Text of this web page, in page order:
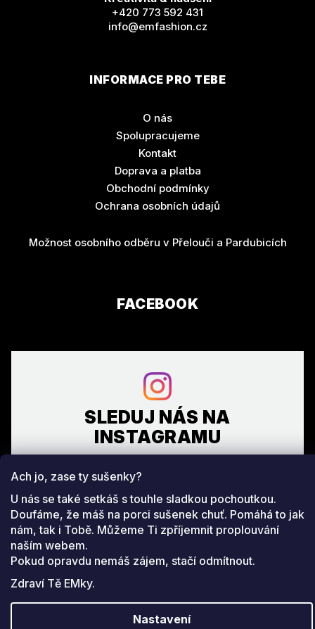
Ach jo, zase ty sušenky?
U nás se také setkáš s touhle sladkou pochoutkou.
Doufáme, že máš na porci sušenek chuť. Pomáhá to jak
nám, tak i Tobě. Můžeme Ti zpříjemnit proplouvání
naším webem.
Pokud opravdu nemáš zájem, stačí odmítnout.
Zdraví Tě EMky.
Nastavení
+420 773 592 431
info@emfashion.cz
INFORMACE PRO TEBE
O nás
Spolupracujeme
Kontakt
Doprava a platba
Obchodní podmínky
Ochrana osobních údajů
Možnost osobního odběru v Přelouči a Pardubicích
FACEBOOK
SLEDUJ NÁS NA
INSTAGRAMU
Facebook www.instagram.com/emeverydayfashion
Copyright 2026EM everyday fashion. Všechna práva
vyhrazena.Upravit nastavení cookies
Vytvořil Shoptet